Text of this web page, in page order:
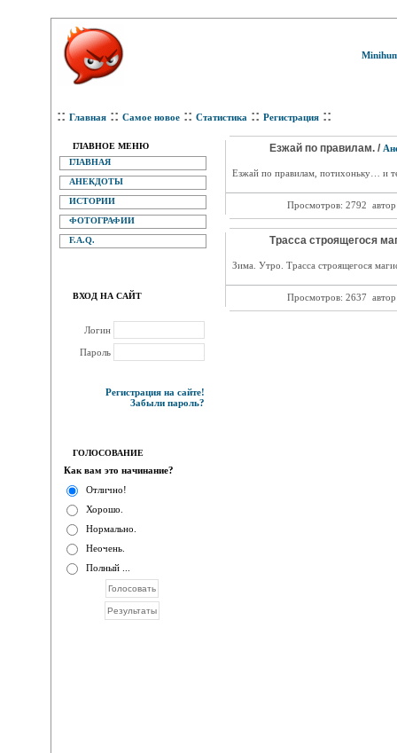
:: Главная :: Самое новое :: Статистика :: Регистрация ::
ГЛАВНОЕ МЕНЮ
ГЛАВНАЯ
АНЕКДОТЫ
ИСТОРИИ
ФОТОГРАФИИ
F.A.Q.
ВХОД НА САЙТ
Логин
Пароль
Регистрация на сайте!
Забыли пароль?
ГОЛОСОВАНИЕ
Как вам это начинание?
Отлично!
Хорошо.
Нормально.
Неочень.
Полный ...
Езжай по правилам. /
Езжай по правилам, потихоньку… и
Просмотров: 2792
Трасса строящегося
Зима. Утро. Трасса строящегося
Просмотров: 2637